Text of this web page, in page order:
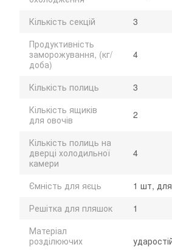
Кількість секцій
3
Продуктивність
заморожування, (кг/
доба)
4
Кількість полиць
3
Кількість ящиків
для овочів
2
Кількість полиць на
дверці холодильної
камери
4
Ємність для яєць
1 шт,
Решітка для пляшок
1
Матеріал
розділюючих